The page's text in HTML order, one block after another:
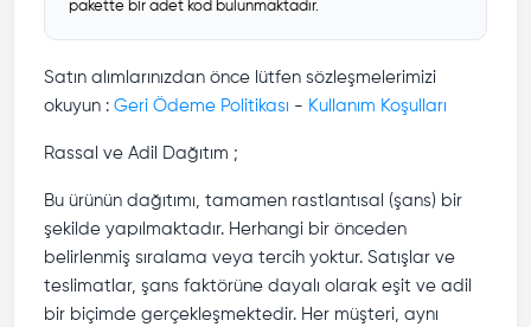
pakette bir adet kod bulunmaktadır.
Satın alımlarınızdan önce lütfen sözleşmelerimizi
okuyun : Geri Ödeme Politikası - Kullanım Koşulları
Rassal ve Adil Dağıtım ;
Bu ürünün dağıtımı, tamamen rastlantısal (şans) bir
şekilde yapılmaktadır. Herhangi bir önceden
belirlenmiş sıralama veya tercih yoktur. Satışlar ve
teslimatlar, şans faktörüne dayalı olarak eşit ve adil
bir biçimde gerçekleşmektedir. Her müşteri, aynı